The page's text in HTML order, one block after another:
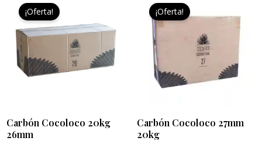
¡Oferta!
Carbón Cocoloco 20kg
26mm
precio
original
era:
140,00 €.
es:
130,00 €.
¡Oferta!
Carbón Cocoloco 27mm
20kg
precio
original
159,00 €.
actual
130,00 €.